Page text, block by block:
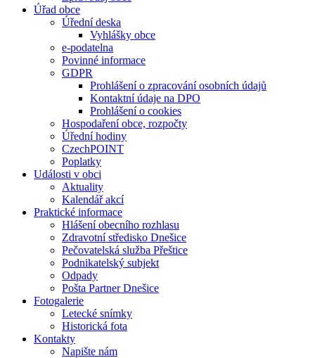
Úřad obce
Úřední deska
Vyhlášky obce
e-podatelna
Povinné informace
GDPR
Prohlášení o zpracování osobních údajů
Kontaktní údaje na DPO
Prohlášení o cookies
Hospodaření obce, rozpočty
Úřední hodiny
CzechPOINT
Poplatky
Události v obci
Aktuality
Kalendář akcí
Praktické informace
Hlášení obecního rozhlasu
Zdravotní středisko Dnešice
Pečovatelská služba Přeštice
Podnikatelský subjekt
Odpady
Pošta Partner Dnešice
Fotogalerie
Letecké snímky
Historická fota
Kontakty
Napište nám